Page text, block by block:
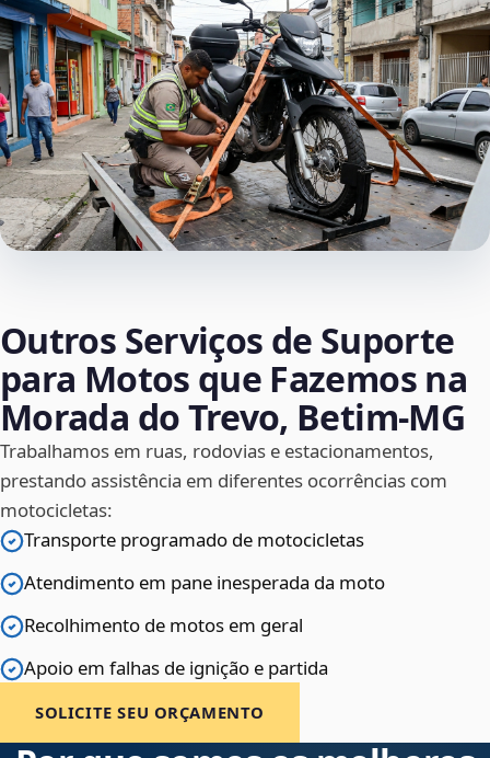
Outros Serviços de Suporte
para Motos que Fazemos na
Morada do Trevo, Betim‑MG
Trabalhamos em ruas, rodovias e estacionamentos,
prestando assistência em diferentes ocorrências com
motocicletas:
Transporte programado de motocicletas
Atendimento em pane inesperada da moto
Recolhimento de motos em geral
Apoio em falhas de ignição e partida
SOLICITE SEU ORÇAMENTO